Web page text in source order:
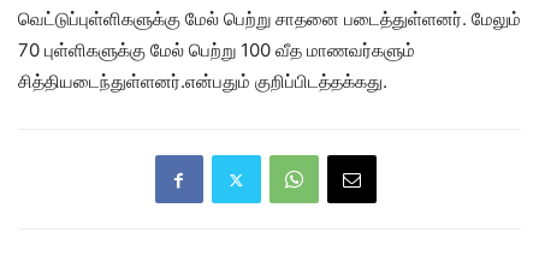
வெட்டுப்புள்ளிகளுக்கு மேல் பெற்று சாதனை படைத்துள்ளனர். மேலும்
70 புள்ளிகளுக்கு மேல் பெற்று 100 வீத மாணவர்களும்
சித்தியடைந்துள்ளனர்.என்பதும் குறிப்பிடத்தக்கது.